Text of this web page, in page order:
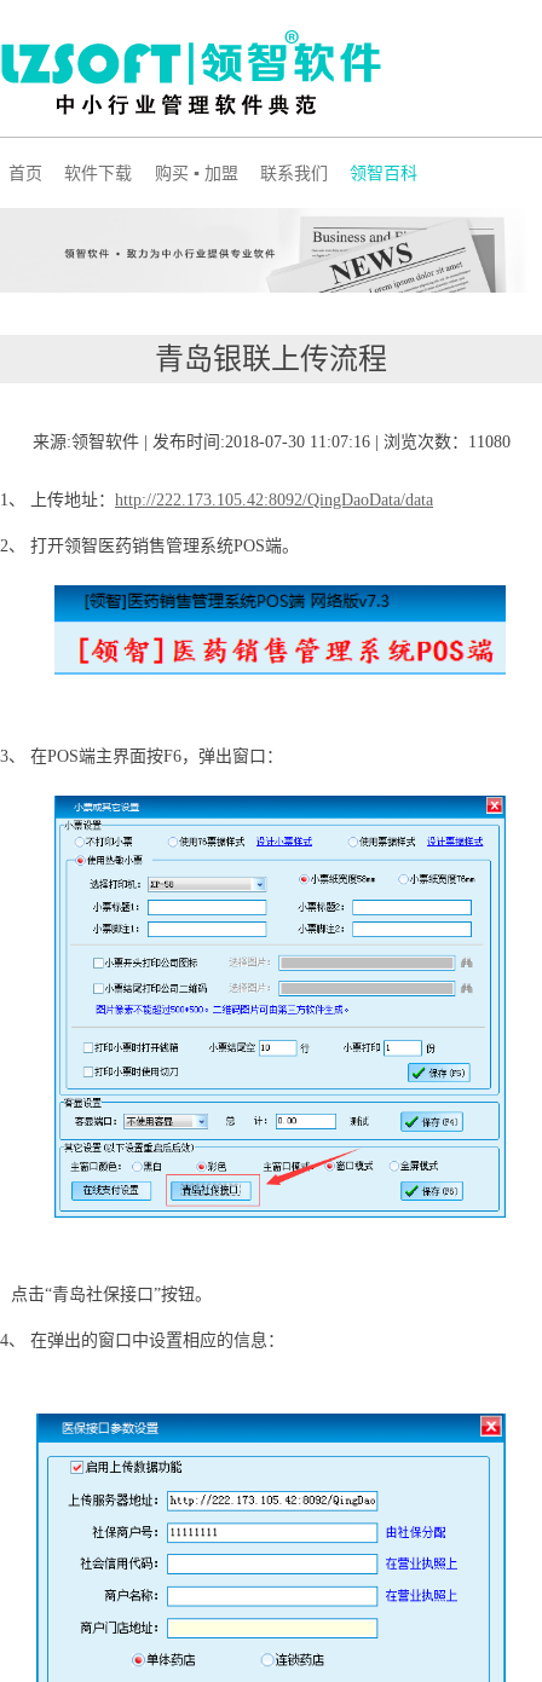
首页 软件下载 购买 ▪ 加盟 联系我们 领智百科
青岛银联上传流程
来源:领智软件 | 发布时间:2018-07-30 11:07:16 | 浏览次数：11080
1、 上传地址： http://222.173.105.42:8092/QingDaoData/data
2、 打开领智医药销售管理系统POS端。
3、 在POS端主界面按F6，弹出窗口：
点击“青岛社保接口”按钮。
4、 在弹出的窗口中设置相应的信息：